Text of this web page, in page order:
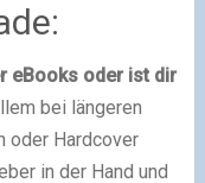
eBooks oder ist dir
bei längeren
oder Hardcover
in der Hand und